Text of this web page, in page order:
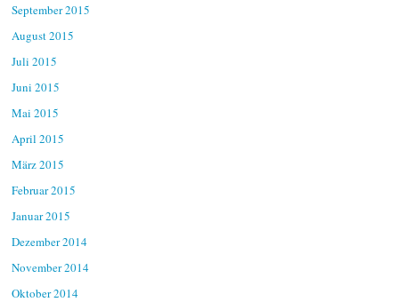
September 2015
August 2015
Juli 2015
Juni 2015
Mai 2015
April 2015
März 2015
Februar 2015
Januar 2015
Dezember 2014
November 2014
Oktober 2014